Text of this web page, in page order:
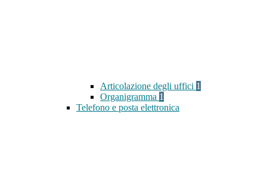
Articolazione degli uffici 1
Organigramma 1
Telefono e posta elettronica